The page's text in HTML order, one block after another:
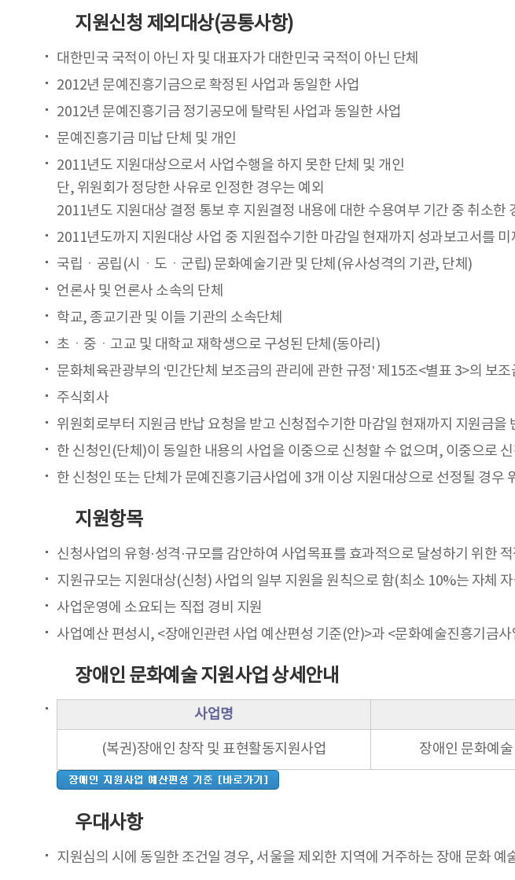
지원신청 제외대상(공통사항)
대한민국 국적이 아닌 자 및 대표자가 대한민국 국적이 아닌 단체
2012년 문예진흥기금으로 확정된 사업과 동일한 사업
2012년 문예진흥기금 정기공모에 탈락된 사업과 동일한 사업
문예진흥기금 미납 단체 및 개인
2011년도 지원대상으로서 사업수행을 하지 못한 단체 및 개인
단, 위원회가 정당한 사유로 인정한 경우는 예외
2011년도 지원대상 결정 통보 후 지원결정 내용에 대한 수용여부 기간 중 취소한
2011년도까지 지원대상 사업 중 지원접수기한 마감일 현재까지 성과보고서를 미
국립ㆍ공립(시ㆍ도ㆍ군립) 문화예술기관 및 단체(유사성격의 기관, 단체)
언론사 및 언론사 소속의 단체
학교, 종교기관 및 이들 기관의 소속단체
초ㆍ중ㆍ고교 및 대학교 재학생으로 구성된 단체(동아리)
문화체육관광부의 ‘민간단체 보조금의 관리에 관한 규정’ 제15조<별표 3>의 보
주식회사
위원회로부터 지원금 반납 요청을 받고 신청접수기한 마감일 현재까지 지원금을
한 신청인(단체)이 동일한 내용의 사업을 이중으로 신청할 수 없으며, 이중으로
한 신청인 또는 단체가 문예진흥기금사업에 3개 이상 지원대상으로 선정될 경우
지원항목
신청사업의 유형·성격·규모를 감안하여 사업목표를 효과적으로 달성하기 위한
지원규모는 지원대상(신청) 사업의 일부 지원을 원칙으로 함(최소 10%는 자체
사업운영에 소요되는 직접 경비 지원
사업예산 편성시, <장애인관련 사업 예산편성 기준(안)>과 <문화예술진흥기금
장애인 문화예술 지원사업 상세안내
사업명
(복권)장애인 창작 및 표현활동지원사업 장애인 문화예
우대사항
지원심의 시에 동일한 조건일 경우, 서울을 제외한 지역에 거주하는 장애 문화 예